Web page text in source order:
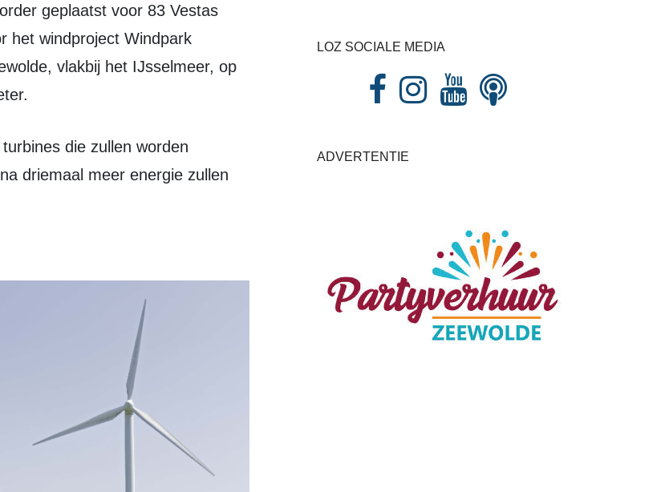
geplaatst voor 83 Vestas
het windproject Windpark
vlakbij het IJsselmeer, op
driemaal meer energie zullen
LOZ SOCIALE MEDIA
ADVERTENTIE